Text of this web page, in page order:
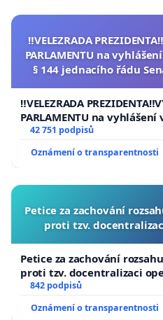
‼️VELEZRADA
PARLAMENTU na
§ 144 jednacího řádu
‼️VELEZRADA
PARLAMENTU na
144 jednacího řádu
republiky
42 751 podpisů
Oznámení o transparentnosti
Petice za zachování
proti tzv.
Petice za zachování
proti tzv. docentralizaci
842 podpisů
Oznámení o transparentnosti